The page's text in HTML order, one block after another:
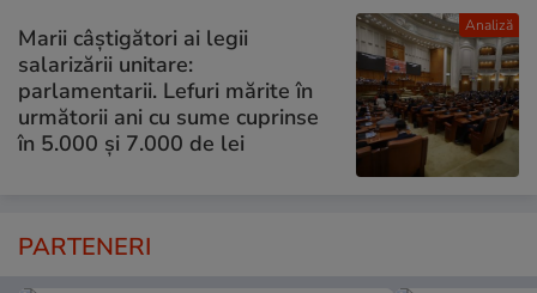
Analiză
Marii câștigători ai legii
salarizării unitare:
parlamentarii. Lefuri mărite în
următorii ani cu sume cuprinse
în 5.000 și 7.000 de lei
PARTENERI